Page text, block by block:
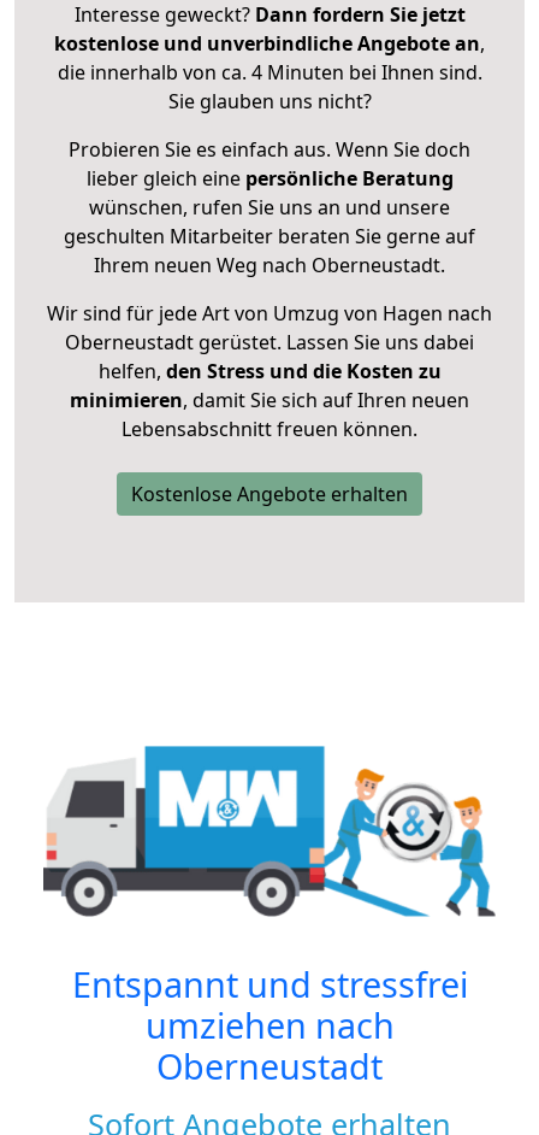
Interesse geweckt? Dann fordern Sie jetzt
kostenlose und unverbindliche Angebote an,
die innerhalb von ca. 4 Minuten bei Ihnen sind.
Sie glauben uns nicht?
Probieren Sie es einfach aus. Wenn Sie doch
lieber gleich eine persönliche Beratung
wünschen, rufen Sie uns an und unsere
geschulten Mitarbeiter beraten Sie gerne auf
Ihrem neuen Weg nach Oberneustadt.
Wir sind für jede Art von Umzug von Hagen nach
Oberneustadt gerüstet. Lassen Sie uns dabei
helfen, den Stress und die Kosten zu
minimieren, damit Sie sich auf Ihren neuen
Lebensabschnitt freuen können.
Kostenlose Angebote erhalten
Entspannt und stressfrei
umziehen nach
Oberneustadt
Sofort Angebote erhalten